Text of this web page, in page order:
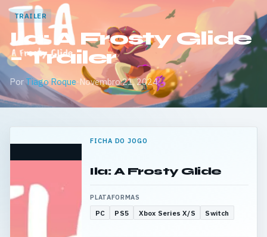
TRAILER
Ila: A Frosty Glide
– Trailer
PorTiago Roque· Novembro 21, 2024
FICHA DO JOGO
Ila: A Frosty Glide
PLATAFORMAS
PC PS5 Xbox Series X/S Switch